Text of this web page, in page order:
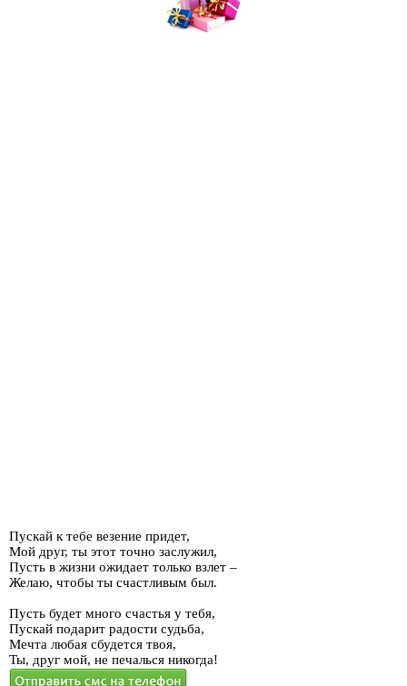
Пускай к тебе везение придет,
Мой друг, ты этот точно заслужил,
Пусть в жизни ожидает только взлет –
Желаю, чтобы ты счастливым был.
Пусть будет много счастья у тебя,
Пускай подарит радости судьба,
Мечта любая сбудется твоя,
Ты, друг мой, не печалься никогда!